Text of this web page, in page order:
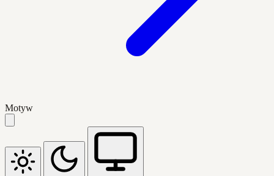
Motyw